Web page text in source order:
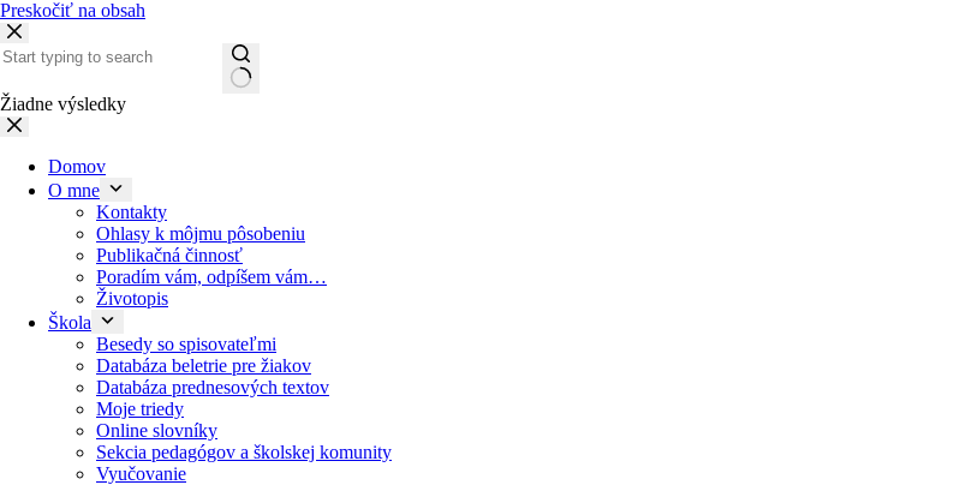
Preskočiť na obsah
Žiadne výsledky
Domov
O mne
Kontakty
Ohlasy k môjmu pôsobeniu
Publikačná činnosť
Poradím vám, odpíšem vám…
Životopis
Škola
Besedy so spisovateľmi
Databáza beletrie pre žiakov
Databáza prednesových textov
Moje triedy
Online slovníky
Sekcia pedagógov a školskej komunity
Vyučovanie